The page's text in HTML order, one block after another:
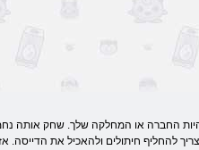
החברה או המחלקה שלך. שחק אותה
להחליף חיתולים ולהאכיל את הדייסה.